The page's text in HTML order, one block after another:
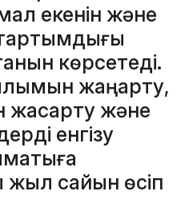
екенін және
көрсетеді.
жаңарту,
және
енгізу
жыл сайын өсіп